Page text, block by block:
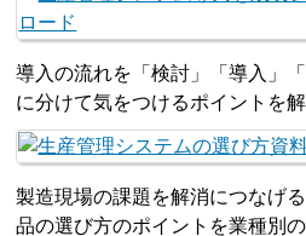
導入の流れを「検討」「導入」
に分けて気をつけるポイントを解
製造現場の課題を解消につなげ
品の選び方のポイントを業種別